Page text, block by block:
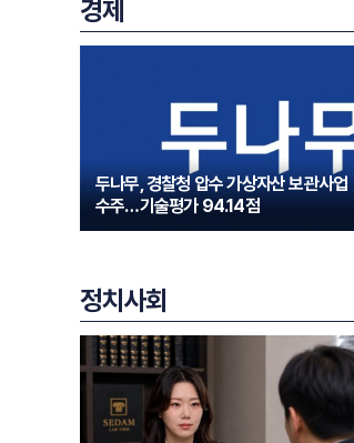
경제
두나무, 경찰청 압수 가상자산 보관사업
수주…기술평가 94.14점
정치사회